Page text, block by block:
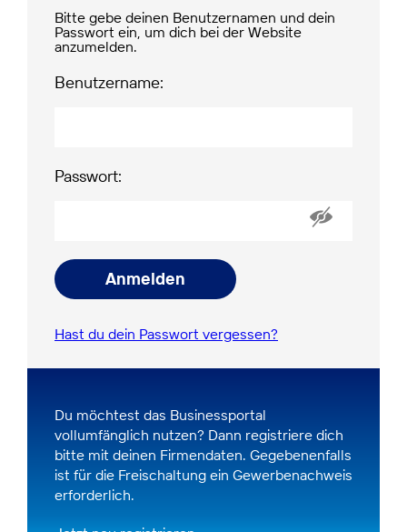
Bitte gebe deinen Benutzernamen und dein
Passwort ein, um dich bei der Website
anzumelden.
Benutzername:
Passwort:
Anmelden
Hast du dein Passwort vergessen?
Du möchtest das Businessportal
vollumfänglich nutzen? Dann registriere dich
bitte mit deinen Firmendaten. Gegebenenfalls
ist für die Freischaltung ein Gewerbenachweis
erforderlich.